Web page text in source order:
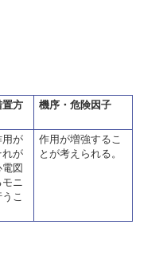
置方
機序・危険因子
用が
れが
図
ニ
こ
作用が増強するこ
とが考えられる。